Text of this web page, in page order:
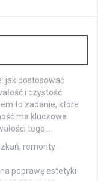
jak dostosować
i czystość
to zadanie, które
ma kluczowe
tego …
remonty
poprawę estetyki